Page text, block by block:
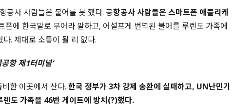
공사 사람들은 불어를 못 했다. 공항공사 사람들은 스마트폰 애플리케
폰에 한국말로 무어라 말하고, 어설프게 번역된 불어를 루렌도 가족에
. 제대로 소통이 될 리 없다.
항 제1터미널’
한 이곳에서 산다. 한국 정부가 3차 강제 송환에 실패하고, UN난민기
도 가족을 46번 게이트에 방치(?)했다.